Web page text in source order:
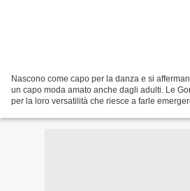
Nascono come capo per la danza e si
un capo moda amato anche dagli adulti. Le
per la loro versatilità che riesce a farle